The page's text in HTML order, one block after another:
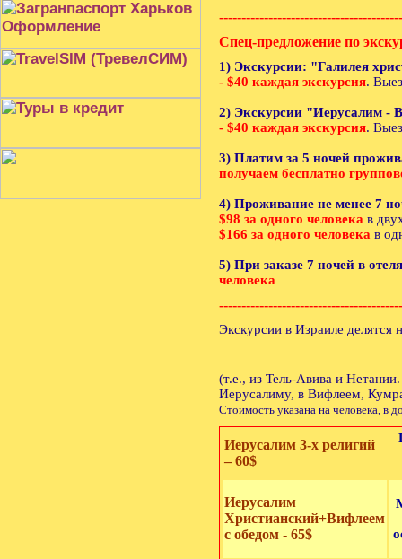
Спец-предложение по
1) Экскурсии: "Галилея
- $40 каждая экскурсия.
2) Экскурсии "Иерусалим -
- $40 каждая экскурсия.
3) Платим за 5 ночей
получаем бесплатно
4) Проживание не менее 7
$98 за одного человека в
$166 за одного человека в
5) При заказе 7 ночей в
человека
Экскурсии в Израиле делятся
(т.е., из Тель-Авива и
Иерусалиму, в Вифлеем,
Стоимость указана на человека, в
Иерусалим 3-х религий
– 60$
Иерусалим
Христианский+Вифлеем
с обедом - 65$